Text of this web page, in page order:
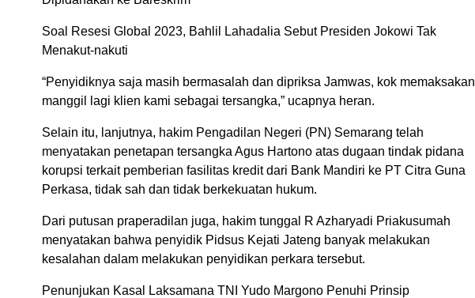
Soal Resesi Global 2023, Bahlil Lahadalia Sebut Presiden Jokowi Tak
Menakut-nakuti
“Penyidiknya saja masih bermasalah dan dipriksa Jamwas, kok memaksakan
manggil lagi klien kami sebagai tersangka,” ucapnya heran.
Selain itu, lanjutnya, hakim Pengadilan Negeri (PN) Semarang telah
menyatakan penetapan tersangka Agus Hartono atas dugaan tindak pidana
korupsi terkait pemberian fasilitas kredit dari Bank Mandiri ke PT Citra Guna
Perkasa, tidak sah dan tidak berkekuatan hukum.
Dari putusan praperadilan juga, hakim tunggal R Azharyadi Priakusumah
menyatakan bahwa penyidik Pidsus Kejati Jateng banyak melakukan
kesalahan dalam melakukan penyidikan perkara tersebut.
Penunjukan Kasal Laksamana TNI Yudo Margono Penuhi Prinsip